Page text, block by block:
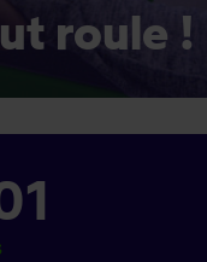
roule !